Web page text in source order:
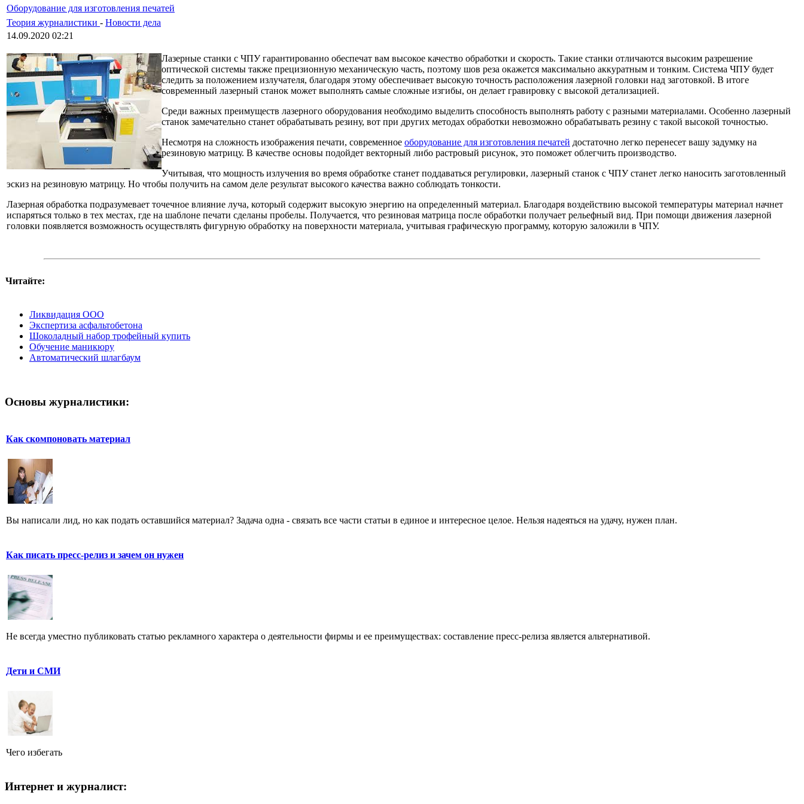
Оборудование для изготовления печатей
Теория журналистики - Новости дела
14.09.2020 02:21
Лазерные станки с ЧПУ гарантированно обеспечат вам высокое качество обработки и скорость. Такие станки отличаются высоким разрешение
оптической системы также прецизионную механическую часть, поэтому шов реза окажется максимально аккуратным и тонким. Система ЧПУ будет
следить за положением излучателя, благодаря этому обеспечивает высокую точность расположения лазерной головки над заготовкой. В итоге
современный лазерный станок может выполнять самые сложные изгибы, он делает гравировку с высокой детализацией.
Среди важных преимуществ лазерного оборудования необходимо выделить способность выполнять работу с разными материалами. Особенно лазерный
станок замечательно станет обрабатывать резину, вот при других методах обработки невозможно обрабатывать резину с такой высокой точностью.
Несмотря на сложность изображения печати, современное оборудование для изготовления печатей достаточно легко перенесет вашу задумку на
резиновую матрицу. В качестве основы подойдет векторный либо растровый рисунок, это поможет облегчить производство.
Учитывая, что мощность излучения во время обработке станет поддаваться регулировки, лазерный станок с ЧПУ станет легко наносить заготовленный
эскиз на резиновую матрицу. Но чтобы получить на самом деле результат высокого качества важно соблюдать тонкости.
Лазерная обработка подразумевает точечное влияние луча, который содержит высокую энергию на определенный материал. Благодаря воздействию высокой температуры материал начнет
испаряться только в тех местах, где на шаблоне печати сделаны пробелы. Получается, что резиновая матрица после обработки получает рельефный вид. При помощи движения лазерной
головки появляется возможность осуществлять фигурную обработку на поверхности материала, учитывая графическую программу, которую заложили в ЧПУ.
Читайте:
Ликвидация ООО
Экспертиза асфальтобетона
Шоколадный набор трофейный купить
Обучение маникюру
Автоматический шлагбаум
Основы журналистики:
Как скомпоновать материал
Вы написали лид, но как подать оставшийся материал? Задача одна - связать все части статьи в единое и интересное целое. Нельзя надеяться на удачу, нужен план.
Как писать пресс-релиз и зачем он нужен
Не всегда уместно публиковать статью рекламного характера о деятельности фирмы и ее преимуществах: составление пресс-релиза является альтернативой.
Дети и СМИ
Чего избегать
Интернет и журналист: